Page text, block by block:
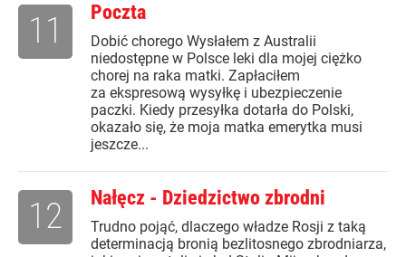
Poczta
Dobić chorego Wysłałem z Australii
niedostępne w Polsce leki dla mojej ciężko
chorej na raka matki. Zapłaciłem
za ekspresową wysyłkę i ubezpieczenie
paczki. Kiedy przesyłka dotarła do Polski,
okazało się, że moja matka emerytka musi
jeszcze...
11
Nałęcz - Dziedzictwo zbrodni
Trudno pojąć, dlaczego władze Rosji z taką
determinacją bronią bezlitosnego zbrodniarza,
12